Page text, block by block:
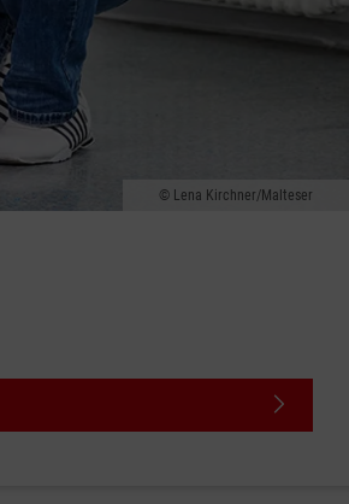
Lena Kirchner/Malteser